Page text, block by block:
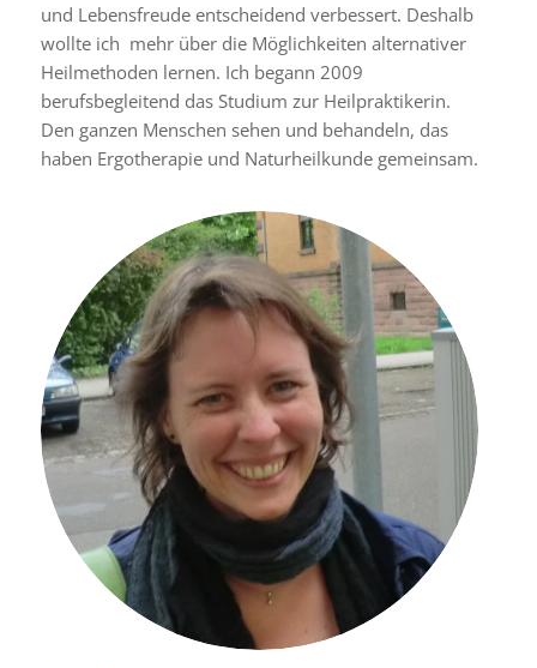
und Lebensfreude entscheidend verbessert. Deshalb
wollte ich mehr über die Möglichkeiten alternativer
Heilmethoden lernen. Ich begann 2009
berufsbegleitend das Studium zur Heilpraktikerin.
Den ganzen Menschen sehen und behandeln, das
haben Ergotherapie und Naturheilkunde gemeinsam.